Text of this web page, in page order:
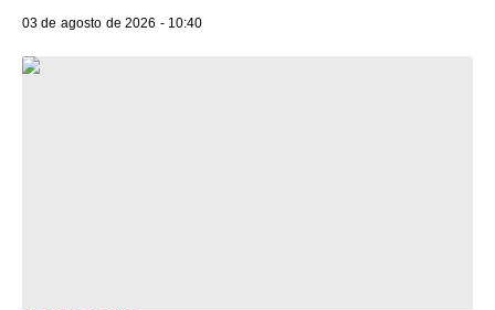
03 de agosto de 2026 - 10:40